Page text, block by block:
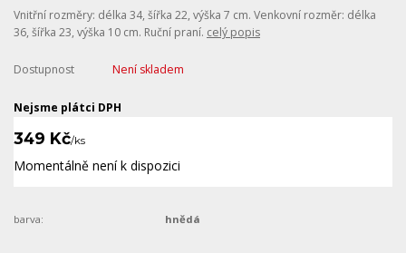
Vnitřní rozměry: délka 34, šířka 22, výška 7 cm. Venkovní rozměr: délka
36, šířka 23, výška 10 cm. Ruční praní. celý popis
Dostupnost Není skladem
Nejsme plátci DPH
349 Kč/ks
Momentálně není k dispozici
barva: hnědá